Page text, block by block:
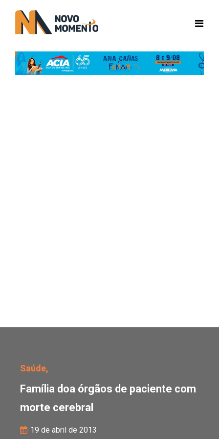
Saúde,
Família doa órgãos de paciente com
morte cerebral
19 de abril de 2013